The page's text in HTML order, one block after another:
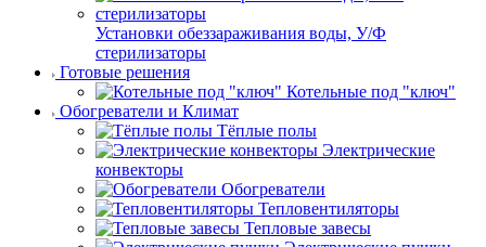
Установки обеззараживания воды, У/Ф
стерилизаторы
Готовые решения
Котельные под "ключ"
Обогреватели и Климат
Тёплые полы
Электрические
конвекторы
Обогреватели
Тепловентиляторы
Тепловые завесы